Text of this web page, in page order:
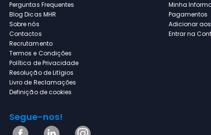
Perguntas Frequentes
Blog Dicas MHR
Sobre nós
Contactos
Recrutamento
Termos e Condições
Política de Privacidade
Resolução de Litígios
Livro de Reclamações
Definição de cookies
Minha
Pagamentos
Adicionar
Entrar na
Segue-nos!